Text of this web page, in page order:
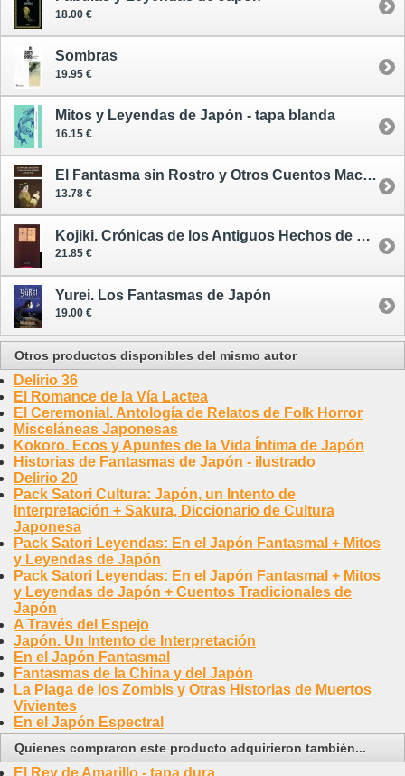
18.00 €
Sombras
19.95 €
Mitos y Leyendas de Japón - tapa blanda
16.15 €
El Fantasma sin Rostro y Otros Cuentos Macabros de Japón - cómic
13.78 €
Kojiki. Crónicas de los Antiguos Hechos de Japón
21.85 €
Yurei. Los Fantasmas de Japón
19.00 €
Otros productos disponibles del mismo autor
Delirio 36
El Romance de la Vía Lactea
El Ceremonial. Antología de Relatos de Folk Horror
Misceláneas Japonesas
Kokoro. Ecos y Apuntes de la Vida Íntima de Japón
Historias de Fantasmas de Japón - ilustrado
Delirio 20
Pack Satori Cultura: Japón, un Intento de
Interpretación + Sakura, Diccionario de Cultura
Japonesa
Pack Satori Leyendas: En el Japón Fantasmal + Mitos
y Leyendas de Japón
Pack Satori Leyendas: En el Japón Fantasmal + Mitos
y Leyendas de Japón + Cuentos Tradicionales de
Japón
A Través del Espejo
Japón. Un Intento de Interpretación
En el Japón Fantasmal
Fantasmas de la China y del Japón
La Plaga de los Zombis y Otras Historias de Muertos
Vivientes
En el Japón Espectral
Quienes compraron este producto adquirieron también...
El Rey de Amarillo - tapa dura